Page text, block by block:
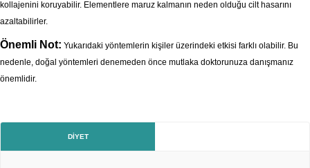
kollajenini koruyabilir. Elementlere maruz kalmanın neden olduğu cilt hasarını
azaltabilirler.
Önemli Not: Yukarıdaki yöntemlerin kişiler üzerindeki etkisi farklı olabilir. Bu
nedenle, doğal yöntemleri denemeden önce mutlaka doktorunuza danışmanız
önemlidir.
DIYET